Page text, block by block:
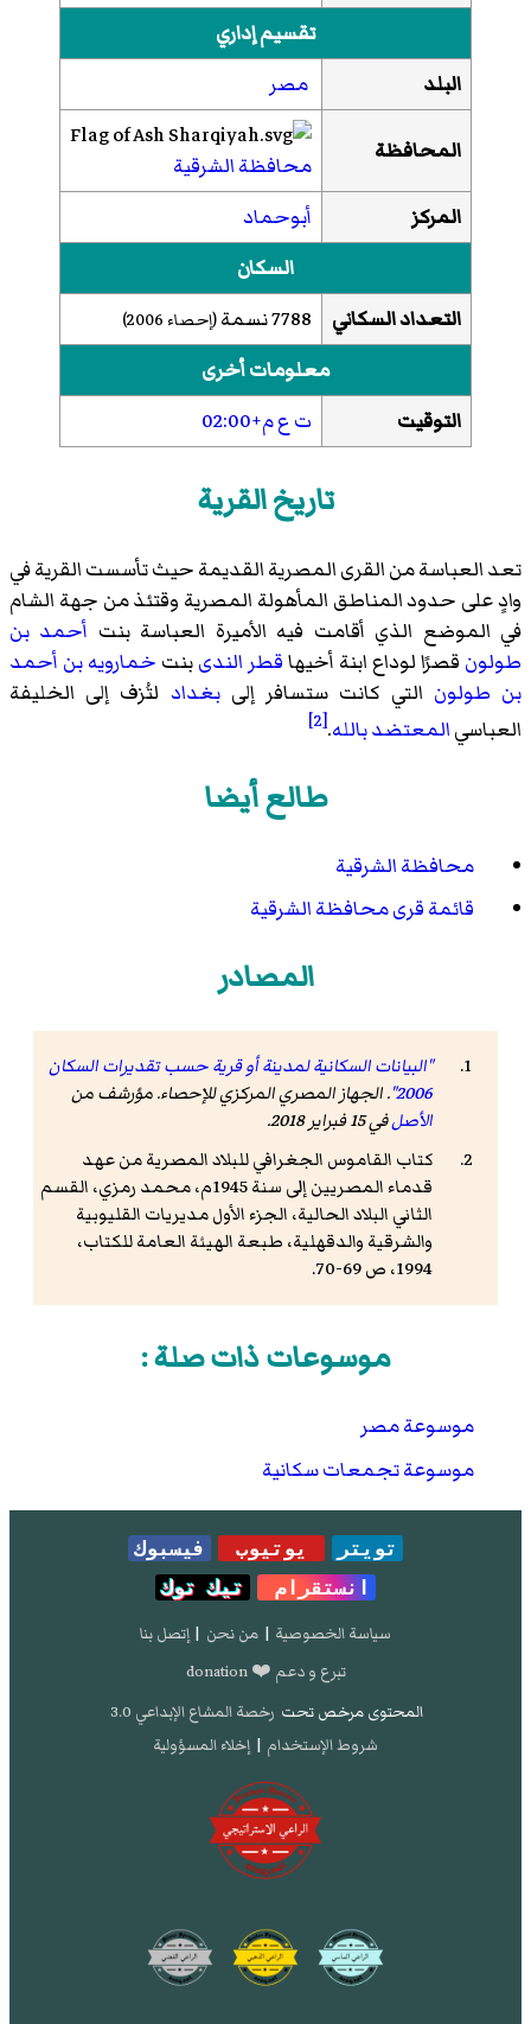
تقسيم إداري
البلد
مصر
المحافظة
محافظة الشرقية
المركز
أبوحماد
السكان
التعداد السكاني
7788 نسمة (إحصاء 2006)
معلومات أخرى
التوقيت
ت ع م+02:00
تاريخ القرية
تعد العباسة من القرى المصرية القديمة حيث تأسست القرية في
وادٍ على حدود المناطق المأهولة المصرية وقتئذ من جهة الشام
في الموضع الذي أقامت فيه الأميرة العباسة بنت أحمد بن
طولون قصرًا لوداع ابنة أخيهاقطر الندىبنت خمارويه بن أحمد
بن طولون التي كانت ستسافر إلىبغداد لتُزف إلى الخليفة
العباسيالمعتضد بالله.
[2]
طالع أيضا
محافظة الشرقية
قائمة قرى محافظة الشرقية
المصادر
"البيانات السكانية لمدينة أو قرية حسب تقديرات السكان
2006" . الجهاز المصري المركزي للإحصاء. مؤرشف من
الأصلفي 15 فبراير 2018
.
كتاب القاموس الجغرافي للبلاد المصرية من عهد
قدماء المصريين إلى سنة 1945م، محمد رمزي، القسم
الثاني البلاد الحالية، الجزء الأول مديريات القليوبية
والشرقية والدقهلية، طبعة الهيئة العامة للكتاب،
1994، ص 69-70.
موسوعات ذات صلة :
موسوعة مصر
موسوعة تجمعات سكانية
تويتر يوتيوب
فيسبوك
انستقرام
تيك توك
سياسة الخصوصية | من نحن | إتصل بنا
تبرع و دعم ❤️ donation
المحتوى مرخص تحت رخصة المشاع الإبداعي 3.0
شروط الإستخدام | إخلاء المسؤولية